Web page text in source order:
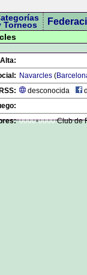
Torneos
Alta:
Navarcles (
desconocida
0000-0000Club de